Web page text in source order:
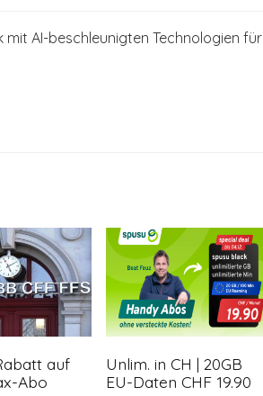
mit AI-beschleunigten Technologien für
auf
Abo
Unlim. in CH | 20GB
EU-Daten CHF 19.90